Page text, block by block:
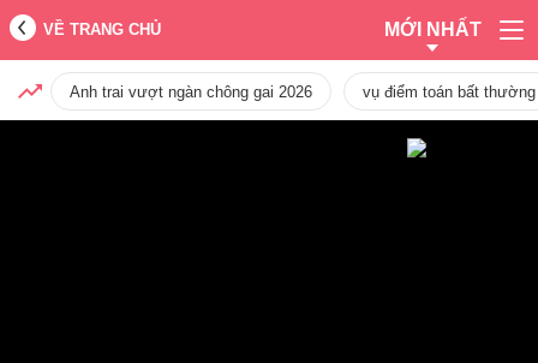
VỀ TRANG CHỦ MỚI NHẤT
Anh trai vượt ngàn chông gai 2026 vụ điểm toán bất